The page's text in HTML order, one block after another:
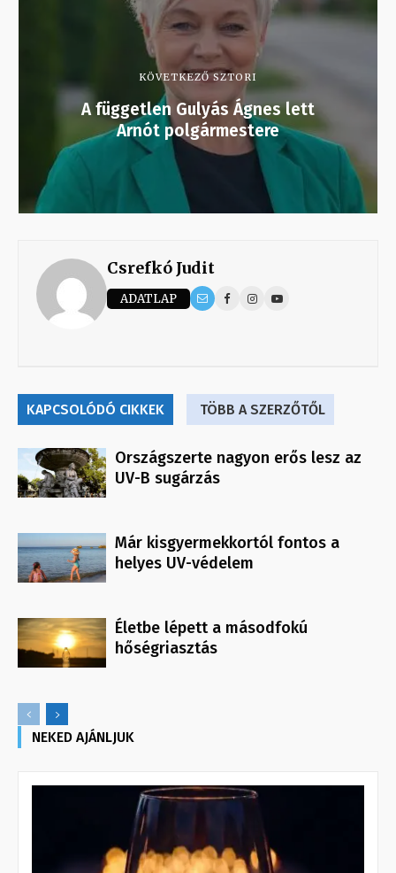
KÖVETKEZŐ SZTORI
A független Gulyás Ágnes lett
Arnót polgármestere
Csrefkó Judit
ADATLAP
KAPCSOLÓDÓ CIKKEK TÖBB A SZERZŐTŐL
Országszerte nagyon erős lesz az
UV-B sugárzás
Már kisgyermekkortól fontos a
helyes UV-védelem
Életbe lépett a másodfokú
hőségriasztás
NEKED AJÁNLJUK